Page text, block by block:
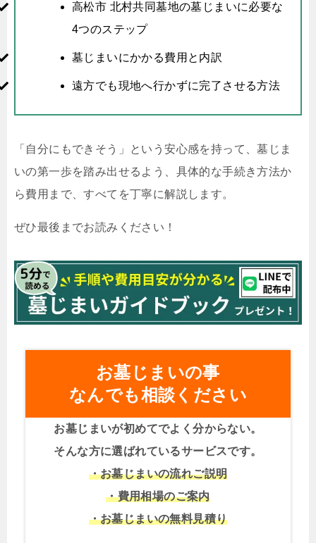
高松市 北村共同墓地の墓じまいに必要な
4つのステップ
墓じまいにかかる費用と内訳
遠方でも現地へ行かずに完了させる方法
「自分にもできそう」という安心感を持って、墓じま
いの第一歩を踏み出せるよう、具体的な手続き方法か
ら費用まで、すべてを丁寧に解説します。
ぜひ最後までお読みください！
お墓じまいの事
なんでも相談ください
お墓じまいが初めてでよく分からない。
そんな方に選ばれているサービスです。
・お墓じまいの流れご説明
・費用相場のご案内
・お墓じまいの無料見積り